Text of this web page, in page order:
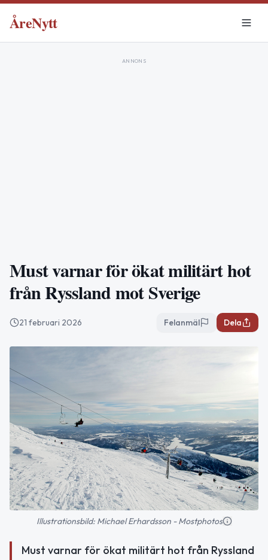
ÅreNytt
ANNONS
Must varnar för ökat militärt hot
från Ryssland mot Sverige
21 februari 2026 Felanmäl Dela
Illustrationsbild: Michael Erhardsson - Mostphotos
Must varnar för ökat militärt hot från Ryssland